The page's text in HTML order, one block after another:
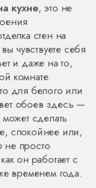
кухне, это не
стен на
чувствуете себя
и даже на то,
комнате.
для белого или
обоев здесь —
сделать
спокойнее или,
не просто
он работает с
временем года.